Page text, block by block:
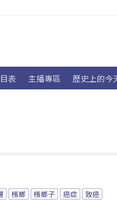
表 主播專區 歷史上的今
檳榔 檳榔子 癌症 致癌